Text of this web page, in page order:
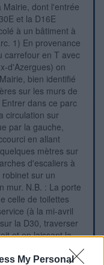
My Personal
dont l'entrée
et la D16E
à un bâtiment à
1) En provenance
carrefour en T avec
d'Azergues) on
bien identifié
sur les murs de
dans ce parc
circulation sur
par la gauche,
en allant
mètres sur
d'escaliers à
sur un
mur. N.B. : La porte
celle de toilettes
(à la mi-avril
la D30, traverser
et en laissant la
la D30E en